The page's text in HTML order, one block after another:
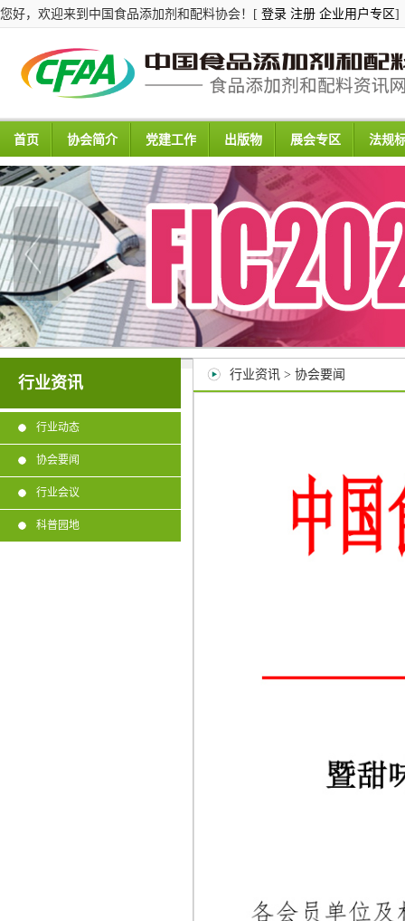
您好，欢迎来到中国食品添加剂和配料协会！[ 登录 注册 企业用户专区]
首页 协会简介 党建工作 出版物 展会专区 法规
行业资讯
行业动态
协会要闻
行业会议
科普园地
行业资讯 > 协会要闻